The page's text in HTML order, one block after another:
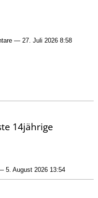
— 27. Juli 2026 8:58
14jährige
5. August 2026 13:54